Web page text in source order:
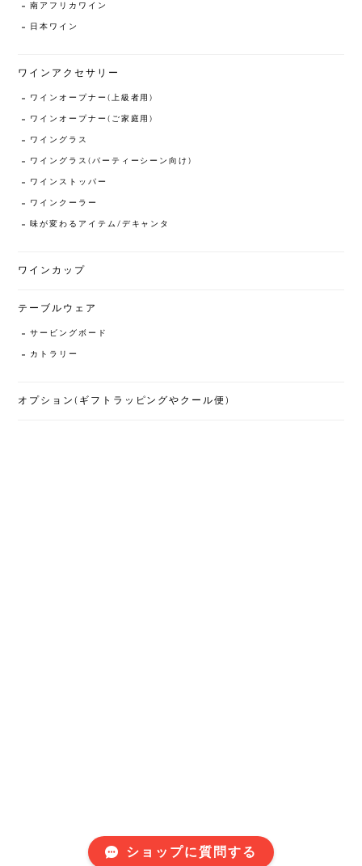
南アフリカワイン
日本ワイン
ワインアクセサリー
ワインオープナー(上級者用)
ワインオープナー(ご家庭用)
ワイングラス
ワイングラス(パーティーシーン向け)
ワインストッパー
ワインクーラー
味が変わるアイテム/デキャンタ
ワインカップ
テーブルウェア
サービングボード
カトラリー
オプション(ギフトラッピングやクール便)
ショップに質問する